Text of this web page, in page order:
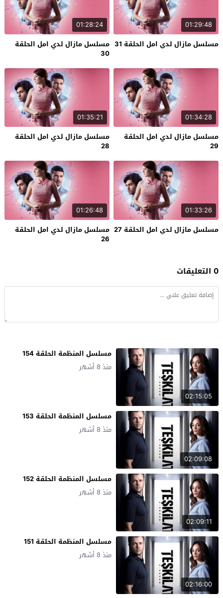
01:29:48
مسلسل مازال لدي امل الحلقة 31
01:28:24
مسلسل مازال لدي امل الحلقة
30
01:34:28
مسلسل مازال لدي امل الحلقة
29
01:35:21
مسلسل مازال لدي امل الحلقة
28
01:33:26
مسلسل مازال لدي امل الحلقة 27
01:26:48
مسلسل مازال لدي امل الحلقة
26
0 التعليقات
02:15:05
مسلسل المنظمة الحلقة 154
منذ 8 أشهر
02:09:08
مسلسل المنظمة الحلقة 153
منذ 8 أشهر
02:09:11
مسلسل المنظمة الحلقة 152
منذ 8 أشهر
02:16:00
مسلسل المنظمة الحلقة 151
منذ 8 أشهر